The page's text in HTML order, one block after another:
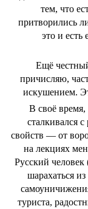
тем, что
притворились
это и
Ещё
причисляю,
искушением.
В своё время,
сталкивался
свойств — от
на лекциях
Русский
шарахаться
туриста,